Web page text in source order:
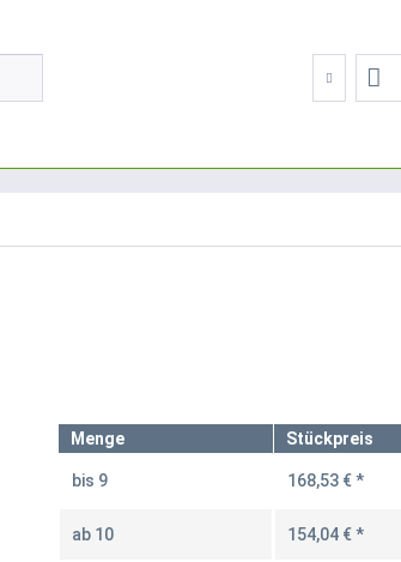
Menge Stückpreis
bis 9 168,53 € *
ab 10 154,04 € *